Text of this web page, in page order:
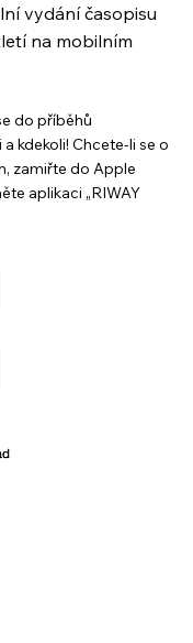
vydání časopisu
na mobilním
do příběhů
kdekoli! Chcete-li se o
zamiřte do Apple
aplikaci „RIWAY